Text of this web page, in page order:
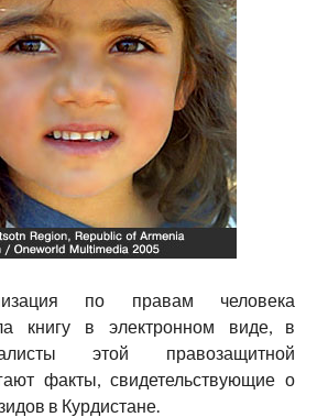
по правам человека
книгу в электронном виде, в
этой правозащитной
факты, свидетельствующие о
в Курдистане.